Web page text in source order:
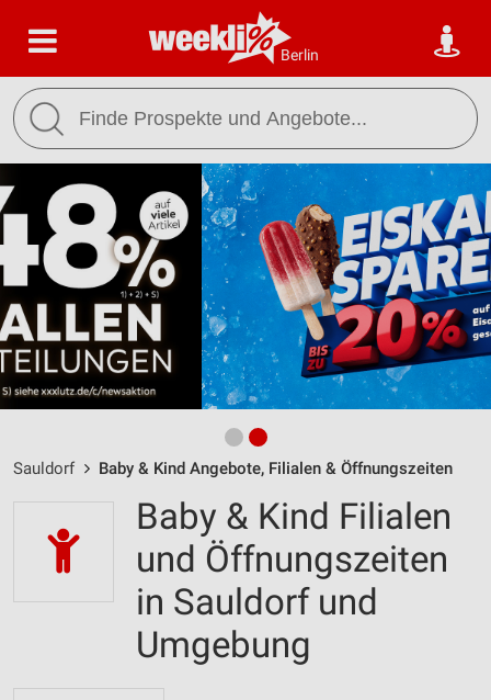
Berlin
Sauldorf Baby & Kind Angebote, Filialen & Öffnungszeiten
Baby & Kind Filialen
und Öffnungszeiten
in Sauldorf und
Umgebung